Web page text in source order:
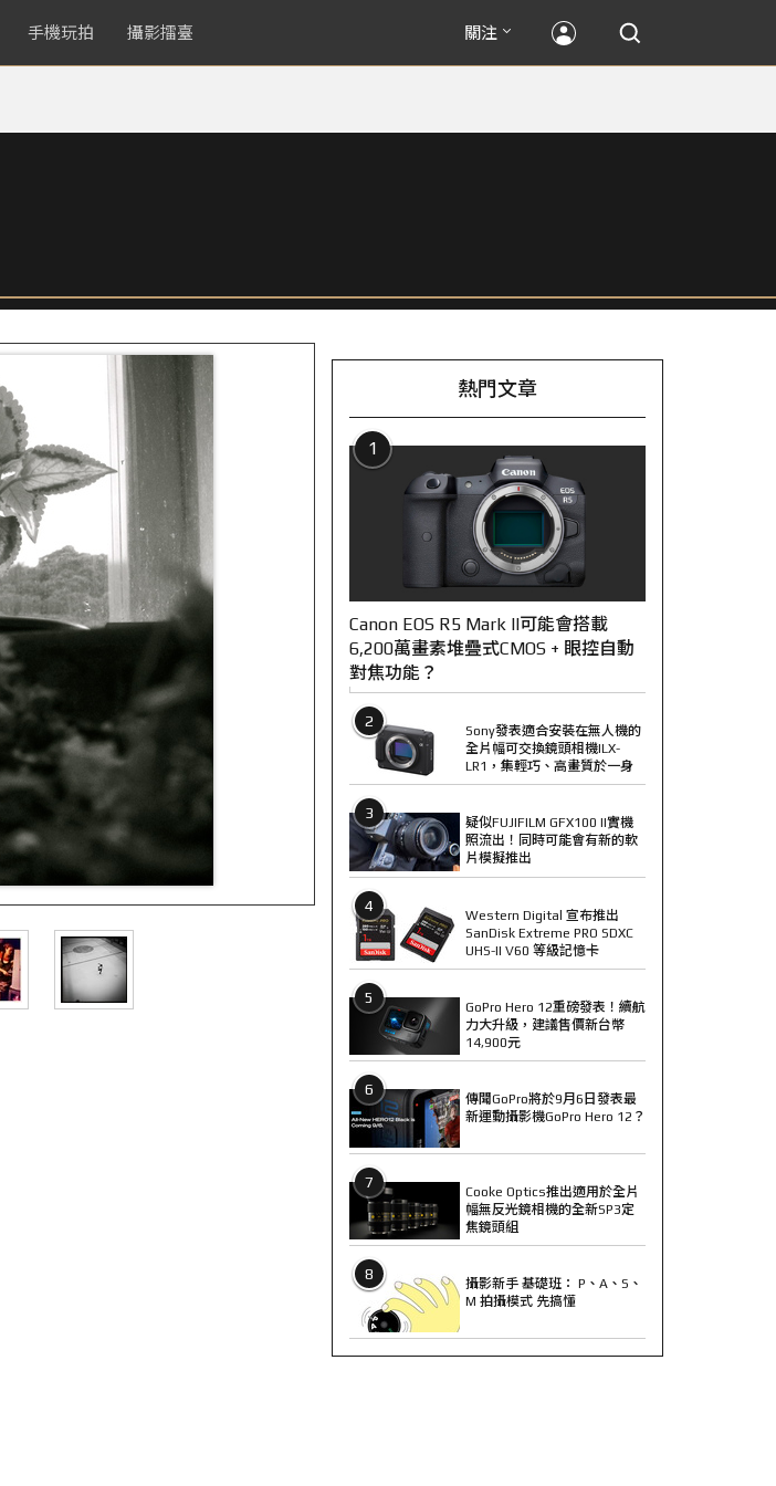
手機玩拍 攝影擂臺 關注
熱門文章
1
Canon EOS R5 Mark II可能會搭載
6,200萬畫素堆疊式CMOS + 眼控自動
對焦功能？
2
Sony發表適合安裝在無人機的
全片幅可交換鏡頭相機ILX-
LR1，集輕巧、高畫質於一身
3
疑似FUJIFILM GFX100 II實機
照流出！同時可能會有新的軟
片模擬推出
4
Western Digital 宣布推出
SanDisk Extreme PRO SDXC
UHS-II V60 等級記憶卡
5
GoPro Hero 12重磅發表！續航
力大升級，建議售價新台幣
14,900元
6
傳聞GoPro將於9月6日發表最
新運動攝影機GoPro Hero 12？
7
Cooke Optics推出適用於全片
幅無反光鏡相機的全新SP3定
焦鏡頭組
8
攝影新手 基礎班： P、A、S、
M 拍攝模式 先搞懂